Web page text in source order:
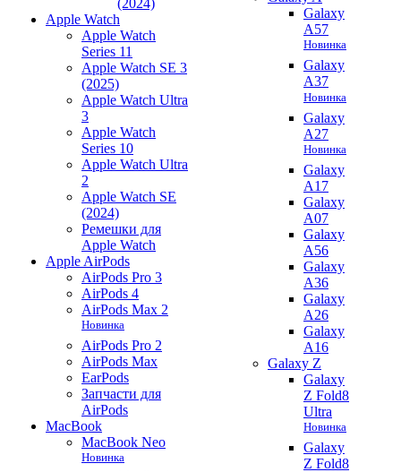
Apple Watch
Apple Watch
Series 11
Apple Watch SE 3
(2025)
Apple Watch Ultra
3
Apple Watch
Series 10
Apple Watch Ultra
2
Apple Watch SE
(2024)
Ремешки для
Apple Watch
Apple AirPods
AirPods Pro 3
AirPods 4
AirPods Max 2
Новинка
AirPods Pro 2
AirPods Max
EarPods
Запчасти для
AirPods
MacBook
MacBook Neo
Новинка
Galaxy
A57
Новинка
Galaxy
A37
Новинка
Galaxy
A27
Новинка
Galaxy
A17
Galaxy
A07
Galaxy
A56
Galaxy
A36
Galaxy
A26
Galaxy
A16
Galaxy Z
Galaxy
Z Fold8
Ultra
Новинка
Galaxy
Z Fold8